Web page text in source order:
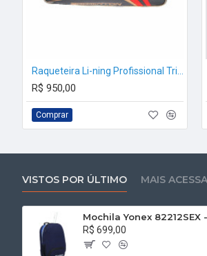
R$ 950,00
Comprar
VISTOS POR ÚLTIMO MAIS
R$ 699,00